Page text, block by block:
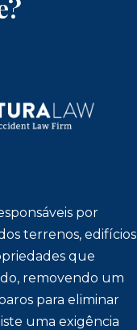
por
terrenos, edifícios
que
removendo um
para eliminar
uma exigência